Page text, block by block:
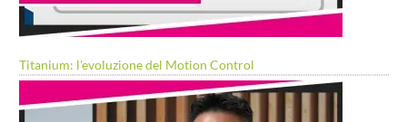
Titanium: l’evoluzione del Motion Control